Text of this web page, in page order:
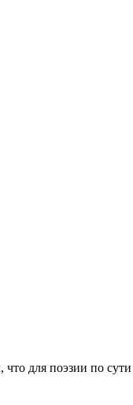
для поэзии по сути